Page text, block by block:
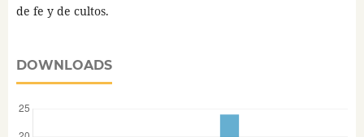
de fe y de cultos.
DOWNLOADS